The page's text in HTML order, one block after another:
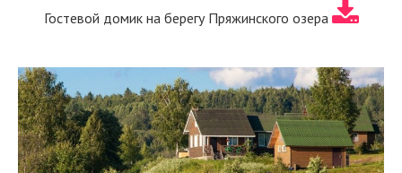
Гостевой домик на берегу Пряжинского озера